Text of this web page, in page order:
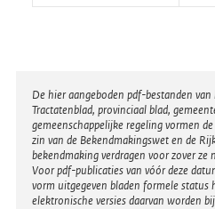
Disclaimer
De hier aangeboden pdf-bestanden
Tractatenblad, provinciaal blad,
gemeenschappelijke regeling vormen
zin van de Bekendmakingswet en de
bekendmaking verdragen voor zover
Voor pdf-publicaties van vóór deze
vorm uitgegeven bladen formele status
elektronische versies daarvan worden